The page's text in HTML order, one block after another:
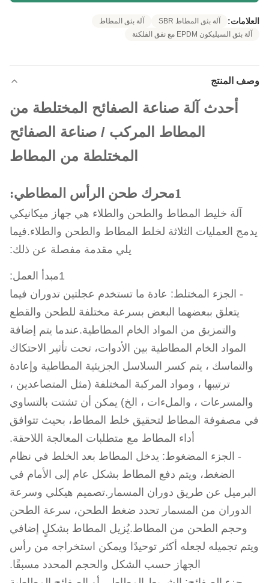
العلامات: آلة بثق المطاط SBR
آلة بثق المطاط
آلة بثق السيليكون EPDM مع نفق الفلكنة
وصف المنتج
أحدث آلة صناعة الصفائح المختلطة من
المطاط المركب / صناعة الصفائح
المختلطة من المطاط
1محرك طحن الرأس المطاطي:
آلة خليط المطاط والطحن والطلاء هي جهاز ميكانيكي
يدمج العمليات الثلاثة لخلط المطاط والطحن والطلاء.فيما
يلي مقدمة مفصلة عن ذلك:
1مبدأ العمل:
- الجزء المختلط: عادة ما تستخدم عجلتين تدوران فيما
يتعلق ببعضهما البعض بسرعة مختلفة للطحن والقطع
والتمزيق من المواد الخام المطاطية.عندما يتم إضافة
المواد الخام المطاطية بين الأدوات، تحت تأثير الاحتكاك
والتماسك ، يتم كسر السلاسل الجزيئية المطاطية وإعادة
ترتيبها ، ومواد المركبة المختلفة (مثل المتصاعدين ،
والمسرعات ، والملءات ، الخ) يمكن أن تشتت بالتساوي
في مصفوفة المطاط لتحقيق خلط المطاط، بحيث تتوافق
أداء المطاط مع متطلبات المعالجة اللاحقة.
- الجزء المضغوط: يدخل المطاط بعد الخلط في نظام
الضغط، ويتم دفع المطاط بشكل عام إلى الأمام في
البرميل عن طريق دوران المسمار.تصميم هيكلي وسرعة
الدوران من المسمار تحدد ضغط الطحن، سرعة الطحن
وحجم الطحن من المطاط.يُزيل المطاط بشكلٍ إضافي
ويتم تجميله لجعله أكثر توحيدًا ويمكن استخراجه من رأس
الجهاز حسب الشكل والحجم المحدد مسبقًا.